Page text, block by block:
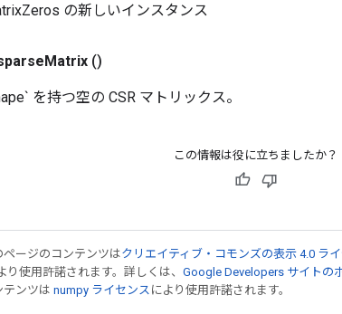
の新しいインスタンス
Matrix ()
を持つ空の CSR マトリックス。
この情報は役に立ちましたか？
ージのコンテンツはクリエイティブ・コモンズの表示 4.0 ラ
り使用許諾されます。詳しくは、 Google Developers サイトの
テンツは numpy ライセンス により使用許諾されます。